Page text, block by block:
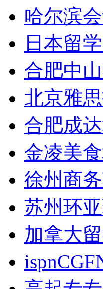
哈尔滨
日本留
合肥中
北京雅
合肥成
金凌美
徐州商
苏州环
加拿大